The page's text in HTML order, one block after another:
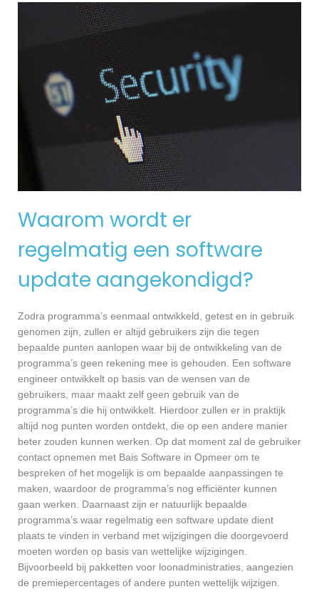
Waarom wordt er
regelmatig een software
update aangekondigd?
Zodra programma’s eenmaal ontwikkeld, getest en in gebruik
genomen zijn, zullen er altijd gebruikers zijn die tegen
bepaalde punten aanlopen waar bij de ontwikkeling van de
programma’s geen rekening mee is gehouden. Een software
engineer ontwikkelt op basis van de wensen van de
gebruikers, maar maakt zelf geen gebruik van de
programma’s die hij ontwikkelt. Hierdoor zullen er in praktijk
altijd nog punten worden ontdekt, die op een andere manier
beter zouden kunnen werken. Op dat moment zal de gebruiker
contact opnemen met Bais Software in Opmeer om te
bespreken of het mogelijk is om bepaalde aanpassingen te
maken, waardoor de programma’s nog efficiënter kunnen
gaan werken. Daarnaast zijn er natuurlijk bepaalde
programma’s waar regelmatig een software update dient
plaats te vinden in verband met wijzigingen die doorgevoerd
moeten worden op basis van wettelijke wijzigingen.
Bijvoorbeeld bij pakketten voor loonadministraties, aangezien
de premiepercentages of andere punten wettelijk wijzigen.